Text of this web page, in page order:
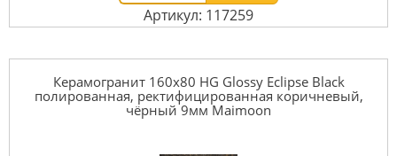
Артикул: 117259
Керамогранит 160x80 HG Glossy Eclipse Black
полированная, ректифицированная коричневый,
чёрный 9мм Maimoon